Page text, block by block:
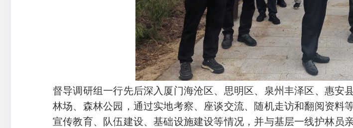
督导调研组一行先后深入厦门海沧区、思明区、泉州丰泽区、惠
林场、森林公园，通过实地考察、座谈交流、随机走访和翻阅资料
宣传教育、队伍建设、基础设施建设等情况，并与基层一线护林